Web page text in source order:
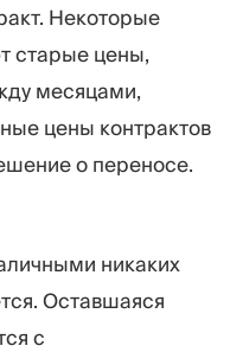
Некоторые
старые цены,
месяцами,
цены контрактов
о переносе.
никаких
Оставшаяся
с